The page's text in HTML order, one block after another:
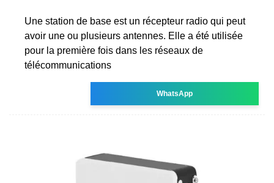
Une station de base est un récepteur radio qui peut
avoir une ou plusieurs antennes. Elle a été utilisée
pour la première fois dans les réseaux de
télécommunications
WhatsApp